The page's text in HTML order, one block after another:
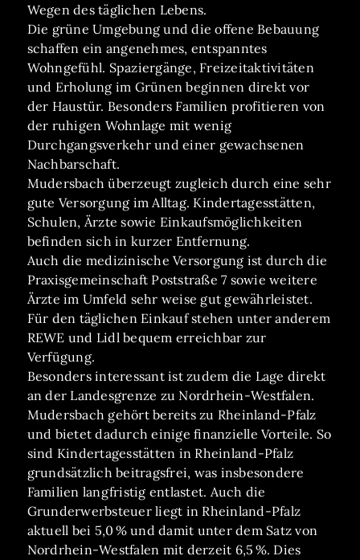
Wegen des täglichen Lebens.
Die grüne Umgebung und die offene Bebauung
schaffen ein angenehmes, entspanntes
Wohngefühl. Spaziergänge, Freizeitaktivitäten
und Erholung im Grünen beginnen direkt vor
der Haustür. Besonders Familien profitieren von
der ruhigen Wohnlage mit wenig
Durchgangsverkehr und einer gewachsenen
Nachbarschaft.
Mudersbach überzeugt zugleich durch eine sehr
gute Versorgung im Alltag. Kindertagesstätten,
Schulen, Ärzte sowie Einkaufsmöglichkeiten
befinden sich in kurzer Entfernung.
Auch die medizinische Versorgung ist durch die
Praxisgemeinschaft Poststraße 7 sowie weitere
Ärzte im Umfeld sehr weise gut gewährleistet.
Für den täglichen Einkauf stehen unter anderem
REWE und Lidl bequem erreichbar zur
Verfügung.
Besonders interessant ist zudem die Lage direkt
an der Landesgrenze zu Nordrhein-Westfalen.
Mudersbach gehört bereits zu Rheinland-Pfalz
und bietet dadurch einige finanzielle Vorteile. So
sind Kindertagesstätten in Rheinland-Pfalz
grundsätzlich beitragsfrei, was insbesondere
Familien langfristig entlastet. Auch die
Grunderwerbsteuer liegt in Rheinland-Pfalz
aktuell bei 5,0 % und damit unter dem Satz von
Nordrhein-Westfalen mit derzeit 6,5 %. Dies